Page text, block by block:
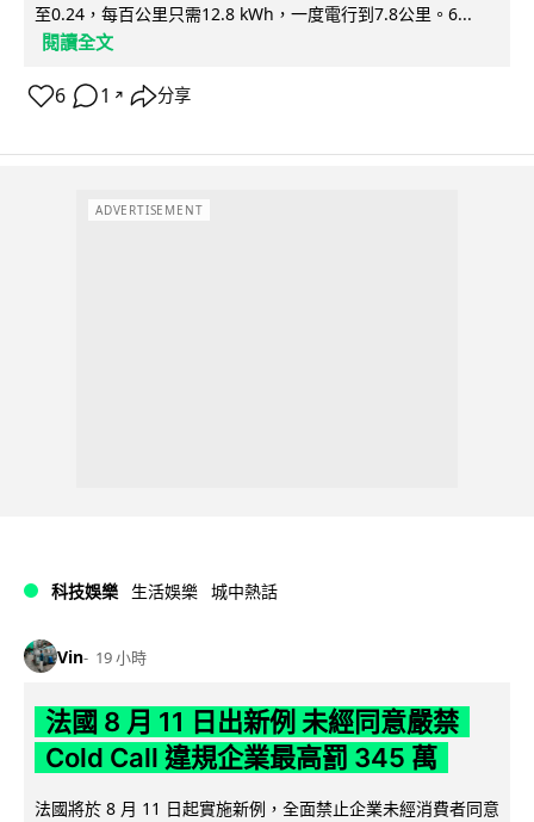
至0.24，每百公里只需12.8 kWh，一度電行到7.8公里。6...
閱讀全文
6 1 ↗ 分享
ADVERTISEMENT
科技娛樂 生活娛樂 城中熱話
Vin 19 小時
法國 8 月 11 日出新例 未經同意嚴禁
Cold Call 違規企業最高罰 345 萬
法國將於 8 月 11 日起實施新例，全面禁止企業未經消費者同意